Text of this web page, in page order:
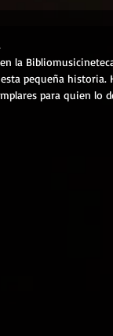
la
pequeña
para quien lo